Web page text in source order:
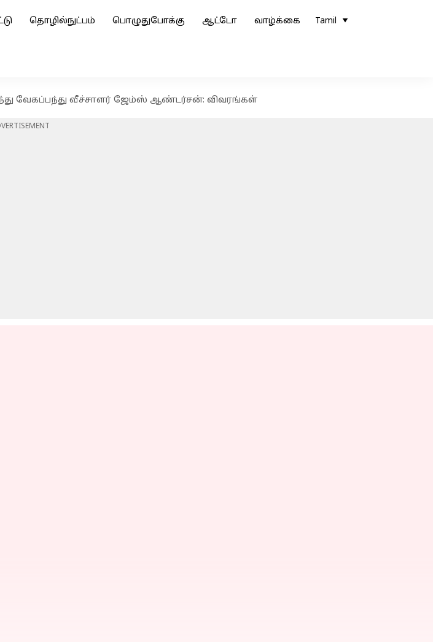
தொழில்நுட்பம் பொழுதுபோக்கு ஆட்டோ வாழ்க்கை Tamil
வேகப்பந்து வீச்சாளர் ஜேம்ஸ் ஆண்டர்சன்: விவரங்கள்